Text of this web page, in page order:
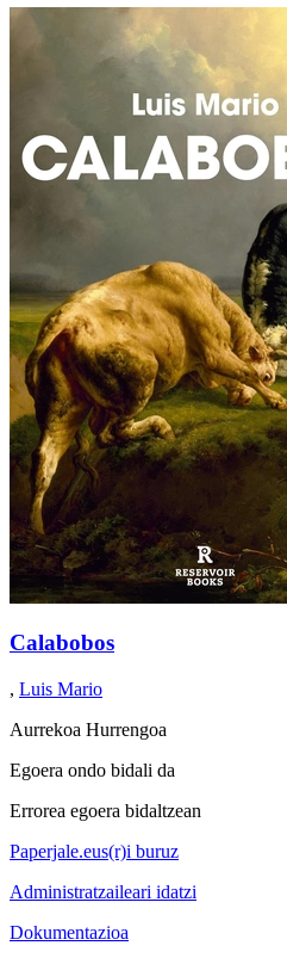
Calabobos
, Luis Mario
Aurrekoa Hurrengoa
Egoera ondo bidali da
Errorea egoera bidaltzean
Paperjale.eus(r)i buruz
Administratzaileari idatzi
Dokumentazioa